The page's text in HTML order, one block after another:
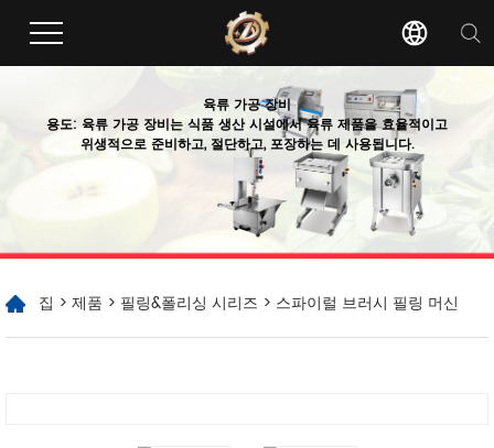
육류 가공 장비
용도: 육류 가공 장비는 식품 생산 시설에서 육류 제품을 효율적이고
위생적으로 준비하고, 절단하고, 포장하는 데 사용됩니다.
집 > 제품 > 필링&폴리싱 시리즈 > 스파이럴 브러시 필링 머신